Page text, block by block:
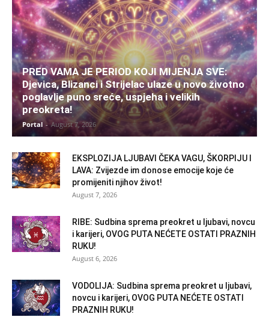
PRED VAMA JE PERIOD KOJI MIJENJA SVE:
Djevica, Blizanci i Strijelac ulaze u novo životno
poglavlje puno sreće, uspjeha i velikih
preokreta!
Portal - August 7, 2026
EKSPLOZIJA LJUBAVI ČEKA VAGU, ŠKORPIJU I
LAVA: Zvijezde im donose emocije koje će
promijeniti njihov život!
August 7, 2026
RIBE: Sudbina sprema preokret u ljubavi, novcu
i karijeri, OVOG PUTA NEĆETE OSTATI PRAZNIH
RUKU!
August 6, 2026
VODOLIJA: Sudbina sprema preokret u ljubavi,
novcu i karijeri, OVOG PUTA NEĆETE OSTATI
PRAZNIH RUKU!